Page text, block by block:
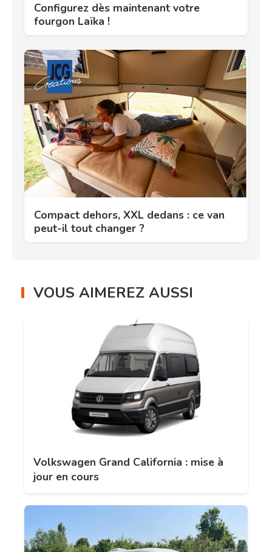
Configurez dès maintenant votre
fourgon Laïka !
Compact dehors, XXL dedans : ce van
peut-il tout changer ?
VOUS AIMEREZ AUSSI
Volkswagen Grand California : mise à
jour en cours